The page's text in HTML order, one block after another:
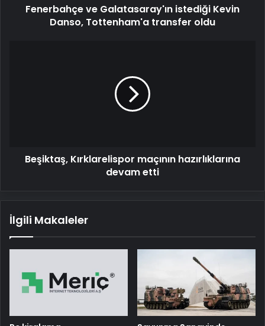
Fenerbahçe ve Galatasaray'ın istediği Kevin
Danso, Tottenham'a transfer oldu
Beşiktaş, Kırklarelispor maçının hazırlıklarına
devam etti
İlgili Makaleler